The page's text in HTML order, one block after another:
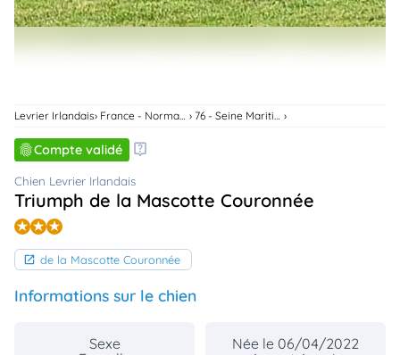
Connexion
Levrier Irlandais
Compte validé
Chien Levrier Irlandais
Triumph de la Mascotte Couronnée
de la Mascotte Couronnée
Informations sur le chien
Sexe
Née le 06/04/2022